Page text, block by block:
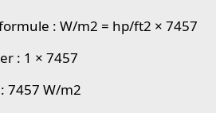
: W/m2 = hp/ft2 × 7457
: 1 × 7457
7457 W/m2